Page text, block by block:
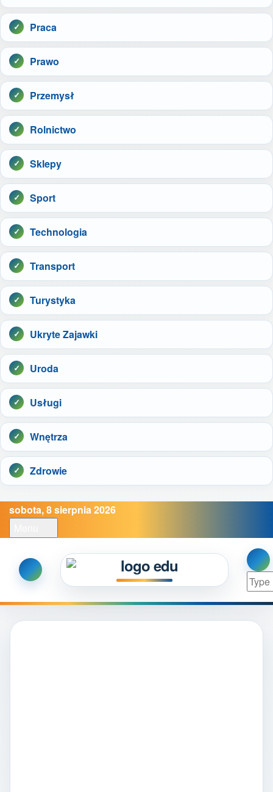
Praca
Prawo
Przemysł
Rolnictwo
Sklepy
Sport
Technologia
Transport
Turystyka
Ukryte Zajawki
Uroda
Usługi
Wnętrza
Zdrowie
sobota, 8 sierpnia 2026